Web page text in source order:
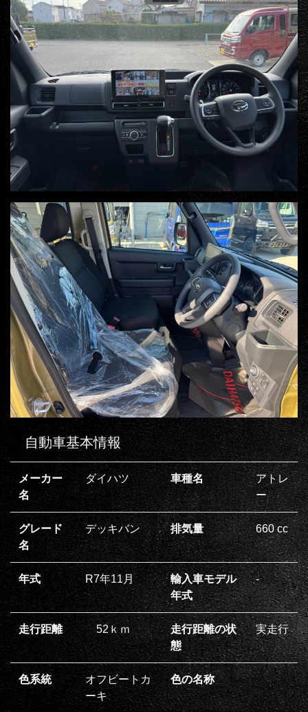
自動車基本情報
メーカー
名
ダイハツ 車種名
アトレ
ー
グレード
名
デッキバン 排気量 660 cc
年式 R7年11月
輸入車モデル
年式
‐
走行距離 52ｋｍ
走行距離の状
態
実走行
色系統
オフビートカ
ーキ
色の名称